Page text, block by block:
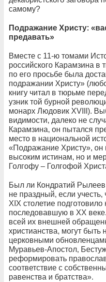
самому?
Подражание Христу:
предавать»
Вместе с 11-ю томами
российского Карамзина
по его просьбе была
подражании Христу»
книгу читал в тюрьме
узник той бурной
монарх Людовик XVIII).
видимости, далеко не
Карамзина, он пытался
место в национальной
«Подражание Христу», он
высоким истинам, но и
Голгофу – Голгофой
Был ли Кондратий
не праздный, если
XIX столетие
последовавшую в ХХ
всей их внешней
христианства, могут
церковными
Муравьев-Апостол,
реформировать
соответствие с
равенства и братства».